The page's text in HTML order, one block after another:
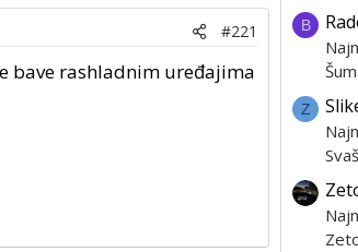
#221
bave rashladnim uređajima
B
Z